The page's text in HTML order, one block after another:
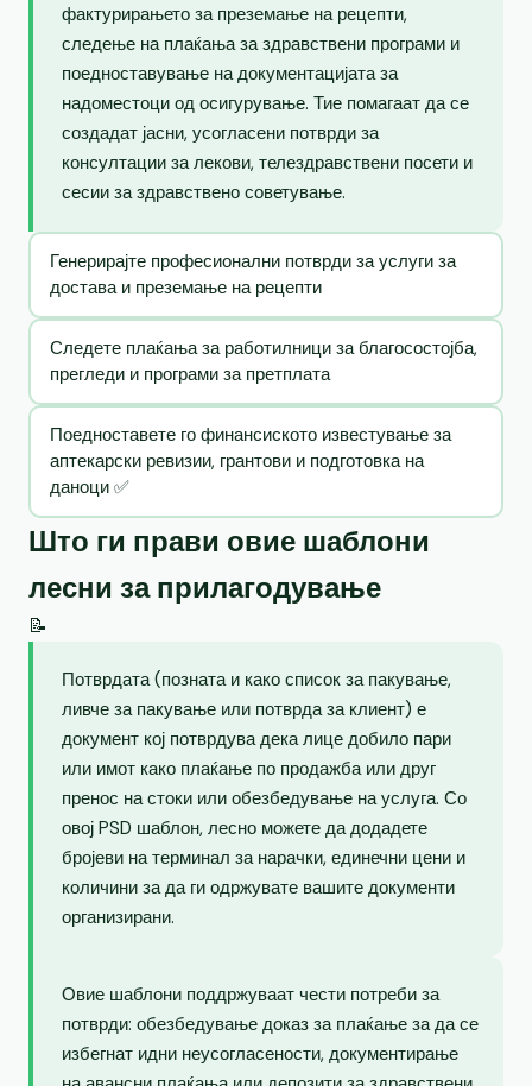
фактурирањето за преземање на рецепти,
следење на плаќања за здравствени програми и
поедноставување на документацијата за
надоместоци од осигурување. Тие помагаат да се
создадат јасни, усогласени потврди за
консултации за лекови, телездравствени посети и
сесии за здравствено советување.
Генерирајте професионални потврди за услуги за
достава и преземање на рецепти
Следете плаќања за работилници за благосостојба,
прегледи и програми за претплата
Поедноставете го финансиското известување за
аптекарски ревизии, грантови и подготовка на
даноци ✅
Што ги прави овие шаблони
лесни за прилагодување
📝
Потврдата (позната и како список за пакување,
ливче за пакување или потврда за клиент) е
документ кој потврдува дека лице добило пари
или имот како плаќање по продажба или друг
пренос на стоки или обезбедување на услуга. Со
овој PSD шаблон, лесно можете да додадете
бројеви на терминал за нарачки, единечни цени и
количини за да ги одржувате вашите документи
организирани.
Овие шаблони поддржуваат чести потреби за
потврди: обезбедување доказ за плаќање за да се
избегнат идни неусогласености, документирање